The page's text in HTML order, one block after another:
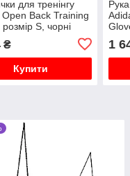
для тренінгу
Back Training
S, чорні
₴
Купити
1